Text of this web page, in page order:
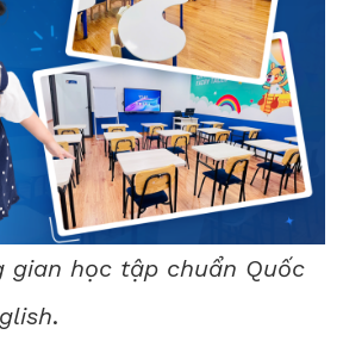
gian học tập chuẩn Quốc
.